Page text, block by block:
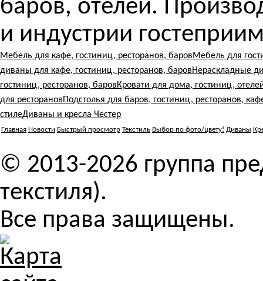
баров, отелей.
и индустрии
Мебель для кафе, гостиниц, ресторанов, баровМебель для
диваны для кафе, гостиниц, ресторанов, баровНераскладные
гостиниц, ресторанов, баровКровати для дома, гостиниц,
для ресторанов Подстолья для баров, гостиниц, ресторанов,
стилеДиваны и кресла Честер
Главная Новости Быстрый просмотр Текстиль Выбор по фото/цвету! Диваны
© 2013-2026 группа
текстиля).
Все права защищены.